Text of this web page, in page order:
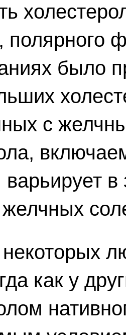
полярного
было
с
в
как у